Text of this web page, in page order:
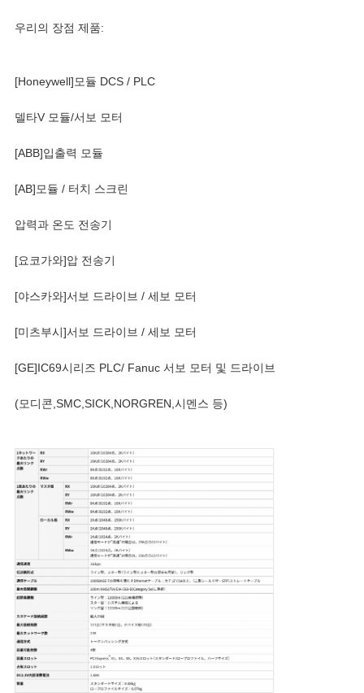
우리의 장점 제품:
[Honeywell]모듈 DCS / PLC
델타V 모듈/서보 모터
[ABB]입출력 모듈
[AB]모듈 / 터치 스크린
압력과 온도 전송기
[요코가와]압 전송기
[야스카와]서보 드라이브 / 세보 모터
[미츠부시]서보 드라이브 / 세보 모터
[GE]IC69시리즈 PLC/ Fanuc 서보 모터 및 드라이브
(모디콘,SMC,SICK,NORGREN,시멘스 등)